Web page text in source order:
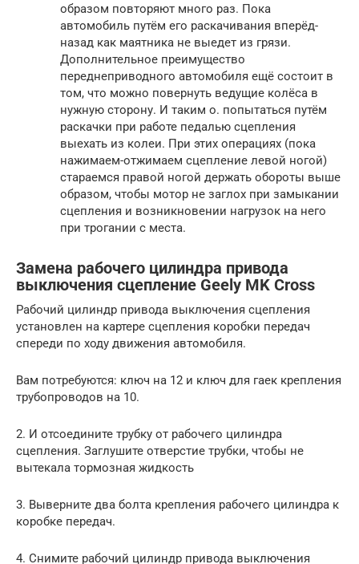
образом повторяют много раз. Пока
автомобиль путём его раскачивания вперёд-
назад как маятника не выедет из грязи.
Дополнительное преимущество
переднеприводного автомобиля ещё состоит в
том, что можно повернуть ведущие колёса в
нужную сторону. И таким о. попытаться путём
раскачки при работе педалью сцепления
выехать из колеи. При этих операциях (пока
нажимаем-отжимаем сцепление левой ногой)
стараемся правой ногой держать обороты выше
образом, чтобы мотор не заглох при замыкании
сцепления и возникновении нагрузок на него
при трогании с места.
Замена рабочего цилиндра привода
выключения сцепление Geely MK Cross
Рабочий цилиндр привода выключения сцепления
установлен на картере сцепления коробки передач
спереди по ходу движения автомобиля.
Вам потребуются: ключ на 12 и ключ для гаек крепления
трубопроводов на 10.
2. И отсоедините трубку от рабочего цилиндра
сцепления. Заглушите отверстие трубки, чтобы не
вытекала тормозная жидкость
3. Выверните два болта крепления рабочего цилиндра к
коробке передач.
4. Снимите рабочий цилиндр привода выключения